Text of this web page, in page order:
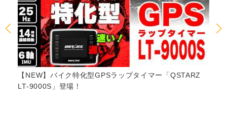
バイク特化型GPSラップタイマー「QSTARZ
」登場！
【JMCA認証】